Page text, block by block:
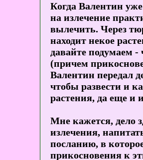
Когда Валентин
на излечение
вылечить. Через
находит некое
давайте подумаем -
(причем
Валентин передал
чтобы развести и
растения, да еще и
Мне кажется, дело
излечения,
посланию, в
прикосновения к